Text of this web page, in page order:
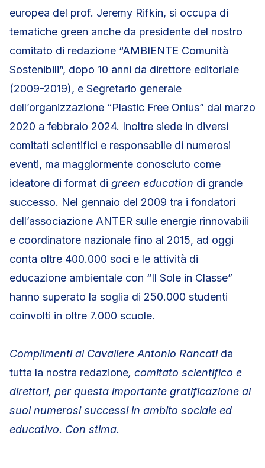
europea del prof. Jeremy Rifkin, si occupa di
tematiche green anche da presidente del nostro
comitato di redazione “AMBIENTE Comunità
Sostenibili”, dopo 10 anni da direttore editoriale
(2009-2019), e Segretario generale
dell’organizzazione “Plastic Free Onlus” dal marzo
2020 a febbraio 2024. Inoltre siede in diversi
comitati scientifici e responsabile di numerosi
eventi, ma maggiormente conosciuto come
ideatore di format di green education di grande
successo. Nel gennaio del 2009 tra i fondatori
dell’associazione ANTER sulle energie rinnovabili
e coordinatore nazionale fino al 2015, ad oggi
conta oltre 400.000 soci e le attività di
educazione ambientale con “Il Sole in Classe”
hanno superato la soglia di 250.000 studenti
coinvolti in oltre 7.000 scuole.
Complimenti al Cavaliere Antonio Rancati da
tutta la nostra redazione, comitato scientifico e
direttori, per questa importante gratificazione ai
suoi numerosi successi in ambito sociale ed
educativo. Con stima.